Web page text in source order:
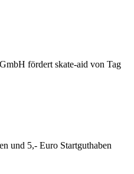
fördert skate-aid von Tag
und 5,- Euro Startguthaben